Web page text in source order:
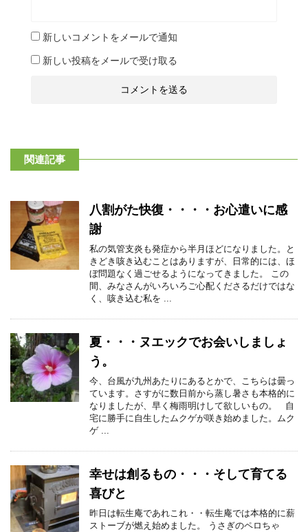
新しいコメントをメールで通知
新しい投稿をメールで受け取る
関連記事
八割がた快復・・・・お心遣いに感
謝
私の気管支炎も発症から半月ほどになりました。と
きどき咳き込むことはありますが、日常的には、ほ
ぼ問題なく過ごせるようになってきました。 この
間、みなさんがいろいろご心配くださるだけではな
く、咳き込む私を ...
夏・・・ヌエックでお会いしましょ
う。
今、台風が九州あたりにあるとかで、こちらは曇っ
ています。さすがに数日前から蒸し暑さも本格的に
なりましたが、早く梅雨明けして欲しいもの。 自
宅に勝手に自生したムクゲが咲き始めました。ムク
ゲ ...
幸せは創るもの・・・そして育てる
喜びと
昨日は転生庵であれこれ・・転生庵では本格的に薪
ストーブが燃え始めました。 うさぎのペロちゃ